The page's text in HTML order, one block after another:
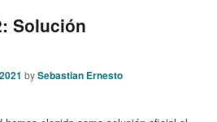
Solución
bySebastian Ernesto